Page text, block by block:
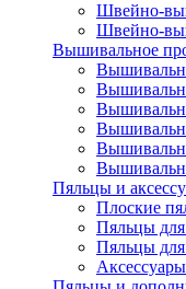
Швейно-
Швейно-
Вышивальное
Пяльцы и
Плоские
Пяльцы
Пяльцы